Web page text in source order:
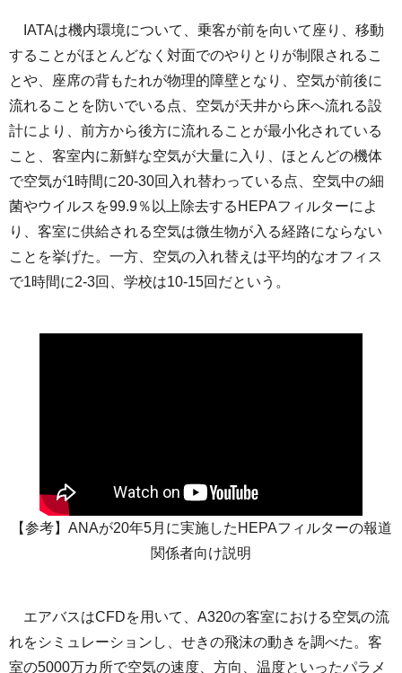
IATAは機内環境について、乗客が前を向いて座り、移動
することがほとんどなく対面でのやりとりが制限されるこ
とや、座席の背もたれが物理的障壁となり、空気が前後に
流れることを防いでいる点、空気が天井から床へ流れる設
計により、前方から後方に流れることが最小化されている
こと、客室内に新鮮な空気が大量に入り、ほとんどの機体
で空気が1時間に20-30回入れ替わっている点、空気中の細
菌やウイルスを99.9％以上除去するHEPAフィルターによ
り、客室に供給される空気は微生物が入る経路にならない
ことを挙げた。一方、空気の入れ替えは平均的なオフィス
で1時間に2-3回、学校は10-15回だという。
【参考】ANAが20年5月に実施したHEPAフィルターの報道
関係者向け説明
エアバスはCFDを用いて、A320の客室における空気の流
れをシミュレーションし、せきの飛沫の動きを調べた。客
室の5000万カ所で空気の速度、方向、温度といったパラメ